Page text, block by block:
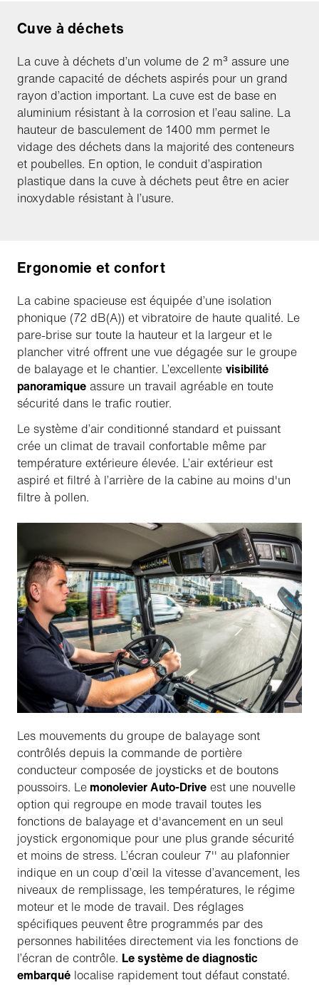
Cuve à déchets
La cuve à déchets d’un volume de 2 m³ assure une
grande capacité de déchets aspirés pour un grand
rayon d’action important. La cuve est de base en
aluminium résistant à la corrosion et l’eau saline. La
hauteur de basculement de 1400 mm permet le
vidage des déchets dans la majorité des conteneurs
et poubelles. En option, le conduit d’aspiration
plastique dans la cuve à déchets peut être en acier
inoxydable résistant à l’usure.
Ergonomie et confort
La cabine spacieuse est équipée d’une isolation
phonique (72 dB(A)) et vibratoire de haute qualité. Le
pare-brise sur toute la hauteur et la largeur et le
plancher vitré offrent une vue dégagée sur le groupe
de balayage et le chantier. L’excellente visibilité
panoramique assure un travail agréable en toute
sécurité dans le trafic routier.
Le système d’air conditionné standard et puissant
crée un climat de travail confortable même par
température extérieure élevée. L’air extérieur est
aspiré et filtré à l’arrière de la cabine au moins d'un
filtre à pollen.
Les mouvements du groupe de balayage sont
contrôlés depuis la commande de portière
conducteur composée de joysticks et de boutons
poussoirs. Le monolevier Auto-Drive est une nouvelle
option qui regroupe en mode travail toutes les
fonctions de balayage et d'avancement en un seul
joystick ergonomique pour une plus grande sécurité
et moins de stress. L’écran couleur 7'' au plafonnier
indique en un coup d’œil la vitesse d’avancement, les
niveaux de remplissage, les températures, le régime
moteur et le mode de travail. Des réglages
spécifiques peuvent être programmés par des
personnes habilitées directement via les fonctions de
l’écran de contrôle. Le système de diagnostic
embarqué localise rapidement tout défaut constaté.